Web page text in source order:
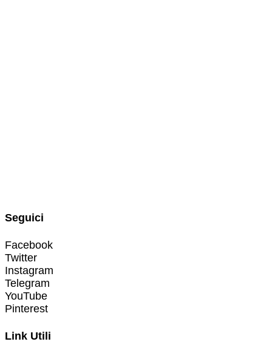
Seguici
Facebook
Twitter
Instagram
Telegram
YouTube
Pinterest
Link Utili